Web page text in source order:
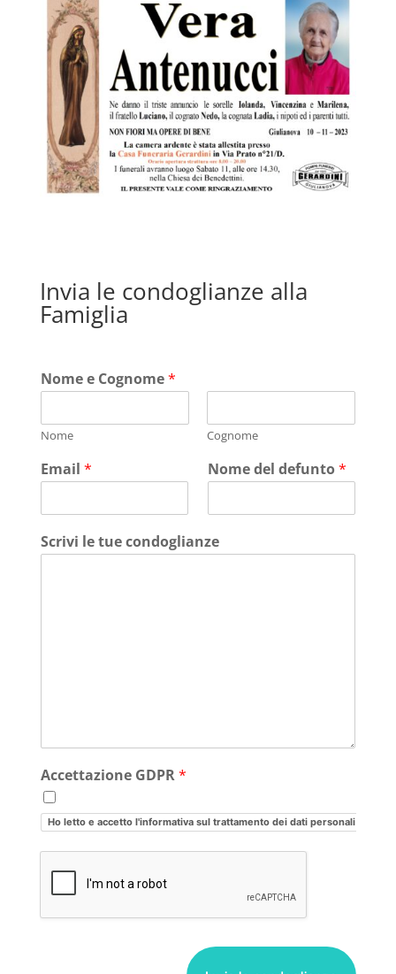
Invia le condoglianze alla
Famiglia
Nome e Cognome*
Nome Cognome
Email * Nome del defunto*
Scrivi le tue condoglianze
Accettazione GDPR*
Ho letto e accetto l'informativa sul trattamento dei dati personali